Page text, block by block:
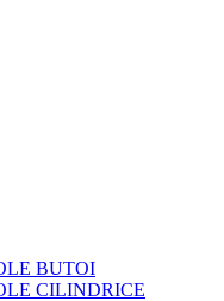
BUTOI
CILINDRICE